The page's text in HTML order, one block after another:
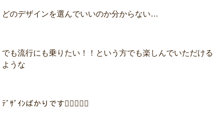
どのデザインを選んでいいのか分からない…
でも流行にも乗りたい！！という方でも楽しんでいただける
ような
ﾃﾞｻﾞｲﾝばかりです💁‍♀️💁‍♀️✨